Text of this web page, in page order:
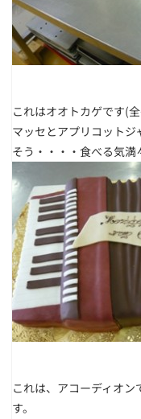
これはオオトカゲです(
マッセとアプリコットジ
そう・・・・食べる気満
これは、アコーディオ
す。